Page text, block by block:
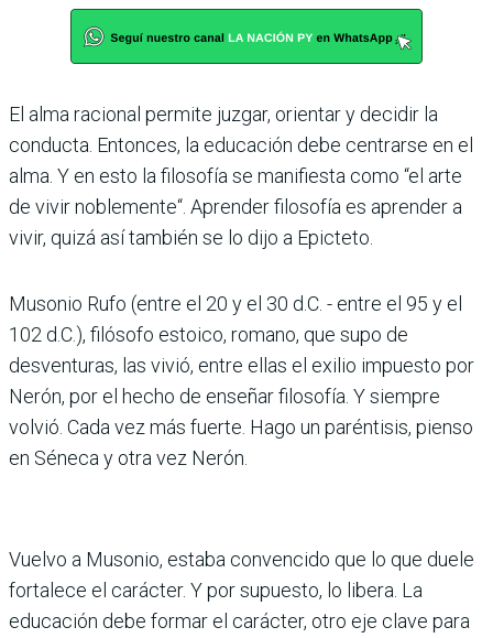
El alma racional permite juzgar, orientar y decidir la
conducta. Entonces, la educación debe centrarse en el
alma. Y en esto la filosofía se manifiesta como “el arte
de vivir noblemente“. Aprender filosofía es aprender a
vivir, quizá así también se lo dijo a Epicteto.
Musonio Rufo (entre el 20 y el 30 d.C. - entre el 95 y el
102 d.C.), filósofo estoico, romano, que supo de
desventuras, las vivió, entre ellas el exilio impuesto por
Nerón, por el hecho de enseñar filosofía. Y siempre
volvió. Cada vez más fuerte. Hago un paréntisis, pienso
en Séneca y otra vez Nerón.
Vuelvo a Musonio, estaba convencido que lo que duele
fortalece el carácter. Y por supuesto, lo libera. La
educación debe formar el carácter, otro eje clave para